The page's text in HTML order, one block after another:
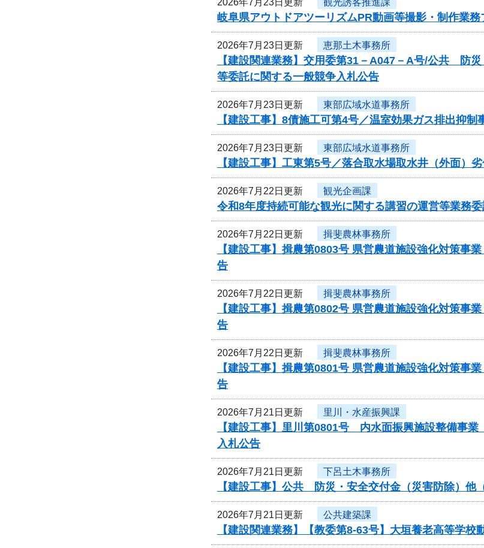
岐阜県アウトドアツーリズムPR動画等撮影・制作業務
2026年7月23日更新 恵那土木事務所
【建設関連業務】交用委第31－A047－A号/公共
等委託に関する一般競争入札公告
2026年7月23日更新 東部広域水道事務所
【建設工事】8債施工可第4号／温室効果ガス排出抑
2026年7月23日更新 東部広域水道事務所
【建設工事】工東第5号／落合取水場取水井（外面）
2026年7月22日更新 観光企画課
令和8年度持続可能な観光に関する講習の運営等業務
2026年7月22日更新 揖斐農林事務所
【建設工事】揖農第0803号 県営農道施設強化対策事
告
2026年7月22日更新 揖斐農林事務所
【建設工事】揖農第0802号 県営農道施設強化対策事
告
2026年7月22日更新 揖斐農林事務所
【建設工事】揖農第0801号 県営農道施設強化対策事
告
2026年7月21日更新 里川・水産振興課
【建設工事】里川第0801号 内水面振興施設整備事
入札公告
2026年7月21日更新 下呂土木事務所
【建設工事】公共 防災・安全交付金（災害防除）
2026年7月21日更新 公共建築課
【建設関連業務】【教委第8-63号】大垣養老高等学